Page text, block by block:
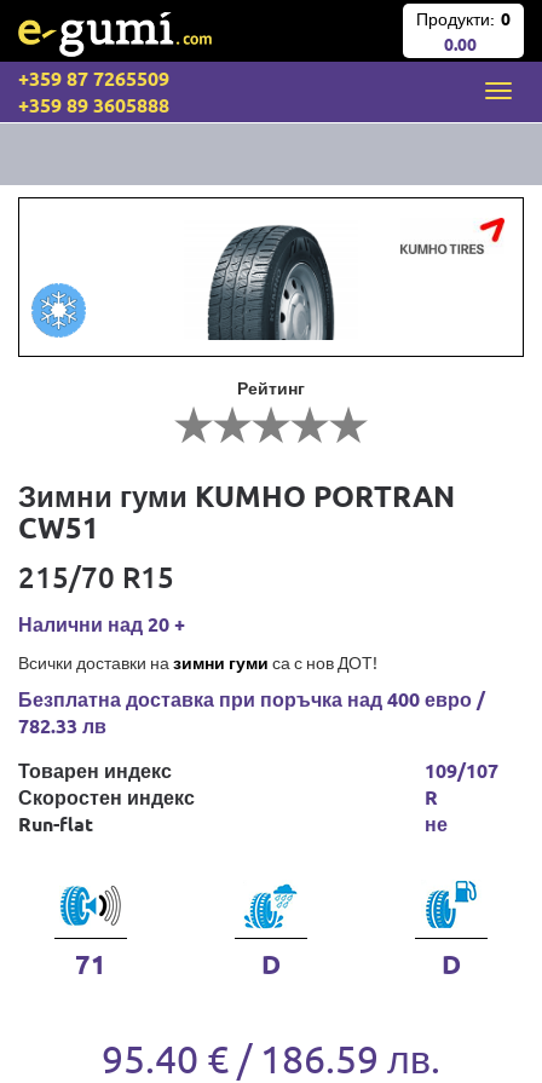
Продукти: 0
0.00
+359 87 7265509
+359 89 3605888
Рейтинг
Зимни гуми KUMHO PORTRAN
CW51
215/70 R15
Налични над 20 +
Всички доставки на зимни гуми са с нов ДОТ!
Безплатна доставка при поръчка над 400 евро /
782.33 лв
Товарен индекс
Скоростен индекс
Run-flat
109/107
R
не
71 D D
95.40 € / 186.59 лв.